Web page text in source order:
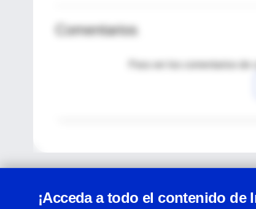
Comentarios
Para ver los comentarios
¡Acceda a todo el contenido de